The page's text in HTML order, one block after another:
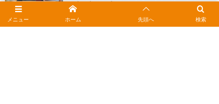
と上限変更の手順
メニュー 検索
ホーム 先頭へ